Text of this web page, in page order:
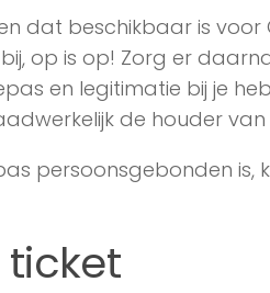
dat beschikbaar is voor
bij, op is op! Zorg er
en legitimatie bij je
de houder
persoonsgebonden is,
ticket